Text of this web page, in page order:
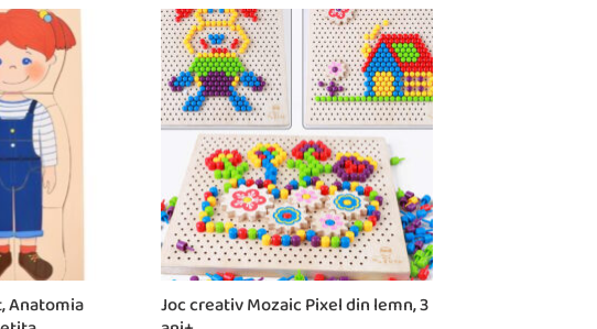
Anatomia
Joc creativ Mozaic Pixel din lemn, 3